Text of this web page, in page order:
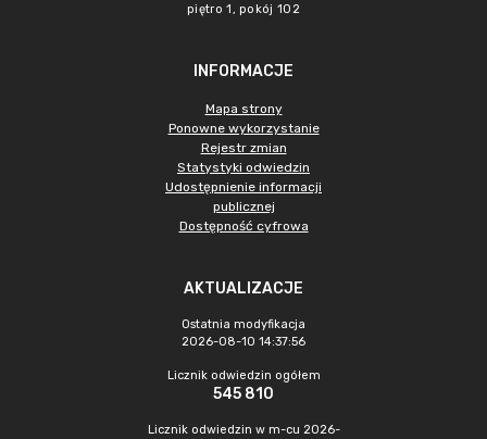
piętro 1, pokój 102
INFORMACJE
Mapa strony
Ponowne wykorzystanie
Rejestr zmian
Statystyki odwiedzin
Udostępnienie informacji
publicznej
Dostępność cyfrowa
AKTUALIZACJE
Ostatnia modyfikacja
2026-08-10 14:37:56
Licznik odwiedzin ogółem
545 810
Licznik odwiedzin w m-cu 2026-